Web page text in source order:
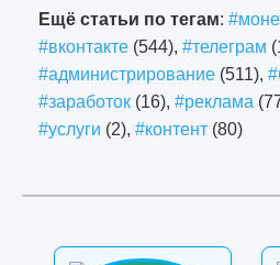
Ещё статьи по тегам:
#вконтакте (544), #телеграм
#администрирование (511),
#заработок (16), #реклама
#услуги (2), #контент (80)